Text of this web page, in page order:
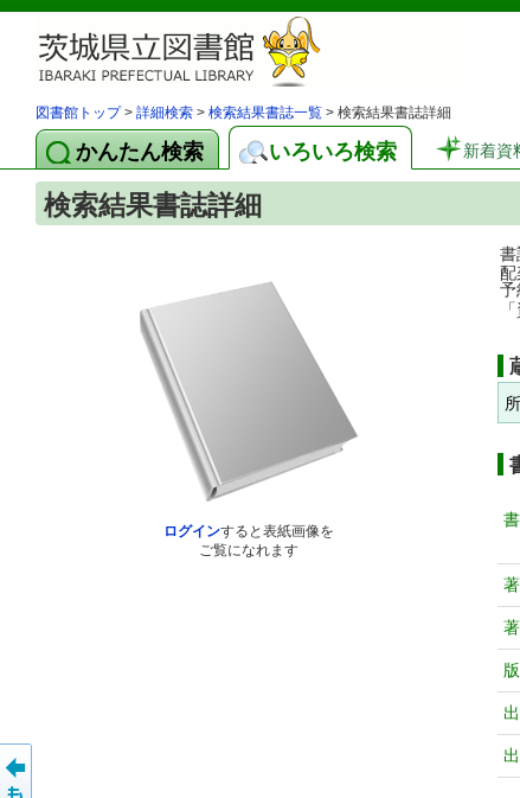
図書館トップ> 詳細検索 > 検索結果書誌一覧 > 検索結果書誌詳細
かんたん検索 いろいろ検索 新着資
検索結果書誌詳細
ログインすると表紙画像を
ご覧になれます
書
配
予